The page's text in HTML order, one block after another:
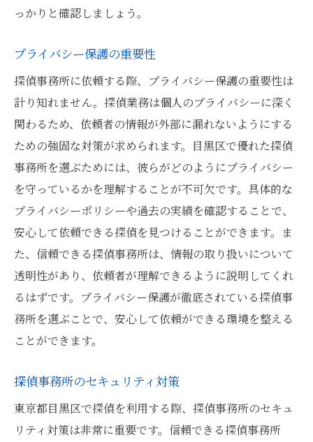
っかりと確認しましょう。
プライバシー保護の重要性
探偵事務所に依頼する際、プライバシー保護の重要性は
計り知れません。探偵業務は個人のプライバシーに深く
関わるため、依頼者の情報が外部に漏れないようにする
ための強固な対策が求められます。目黒区で優れた探偵
事務所を選ぶためには、彼らがどのようにプライバシー
を守っているかを理解することが不可欠です。具体的な
プライバシーポリシーや過去の実績を確認することで、
安心して依頼できる探偵を見つけることができます。ま
た、信頼できる探偵事務所は、情報の取り扱いについて
透明性があり、依頼者が理解できるように説明してくれ
るはずです。プライバシー保護が徹底されている探偵事
務所を選ぶことで、安心して依頼ができる環境を整える
ことができます。
探偵事務所のセキュリティ対策
東京都目黒区で探偵を利用する際、探偵事務所のセキュ
リティ対策は非常に重要です。信頼できる探偵事務所